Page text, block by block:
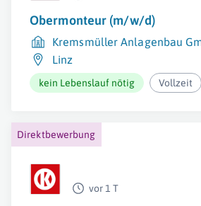
Obermonteur (m/w/d)
Kremsmüller Anlagenbau
Linz
kein Lebenslauf nötig Vollzeit
Direktbewerbung
vor 1 T